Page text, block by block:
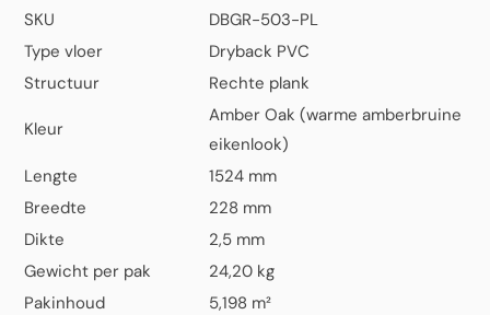
SKU
DBGR-503-PL
Type vloer
Dryback PVC
Structuur
Rechte plank
Kleur
Amber Oak (warme amberbruine
eikenlook)
Lengte
1524 mm
Breedte
228 mm
Dikte
2,5 mm
Gewicht per pak
24,20 kg
Pakinhoud
5,198 m²